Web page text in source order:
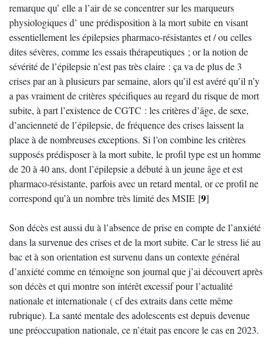
remarque qu’ elle a l’air de se concentrer sur les marqueurs
physiologiques d’ une prédisposition à la mort subite en visant
essentiellement les épilepsies pharmaco-résistantes et / ou celles
dites sévères, comme les essais thérapeutiques ; or la notion de
sévérité de l’épilepsie n’est pas très claire : ça va de plus de 3
crises par an à plusieurs par semaine, alors qu’il est avéré qu’il n’y
a pas vraiment de critères spécifiques au regard du risque de mort
subite, à part l’existence de CGTC : les critères d’âge, de sexe,
d’ancienneté de l’épilepsie, de fréquence des crises laissent la
place à de nombreuses exceptions. Si l’on combine les critères
supposés prédisposer à la mort subite, le profil type est un homme
de 20 à 40 ans, dont l’épilepsie a débuté à un jeune âge et est
pharmaco-résistante, parfois avec un retard mental, or ce profil ne
correspond qu’à un nombre très limité des MSIE [9]
Son décès est aussi du à l’absence de prise en compte de l’anxiété
dans la survenue des crises et de la mort subite. Car le stress lié au
bac et à son orientation est survenu dans un contexte général
d’anxiété comme en témoigne son journal que j’ai découvert après
son décès et qui montre son intérêt excessif pour l’actualité
nationale et internationale ( cf des extraits dans cette même
rubrique). La santé mentale des adolescents est depuis devenue
une préoccupation nationale, ce n’était pas encore le cas en 2023.